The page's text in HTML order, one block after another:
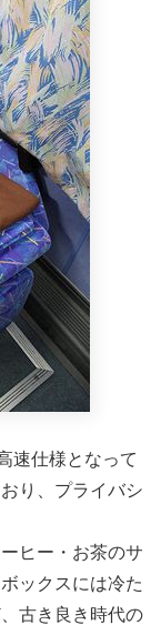
速仕様となって
り、プライバシ
ヒー・お茶のサ
ックスには冷た
古き良き時代の